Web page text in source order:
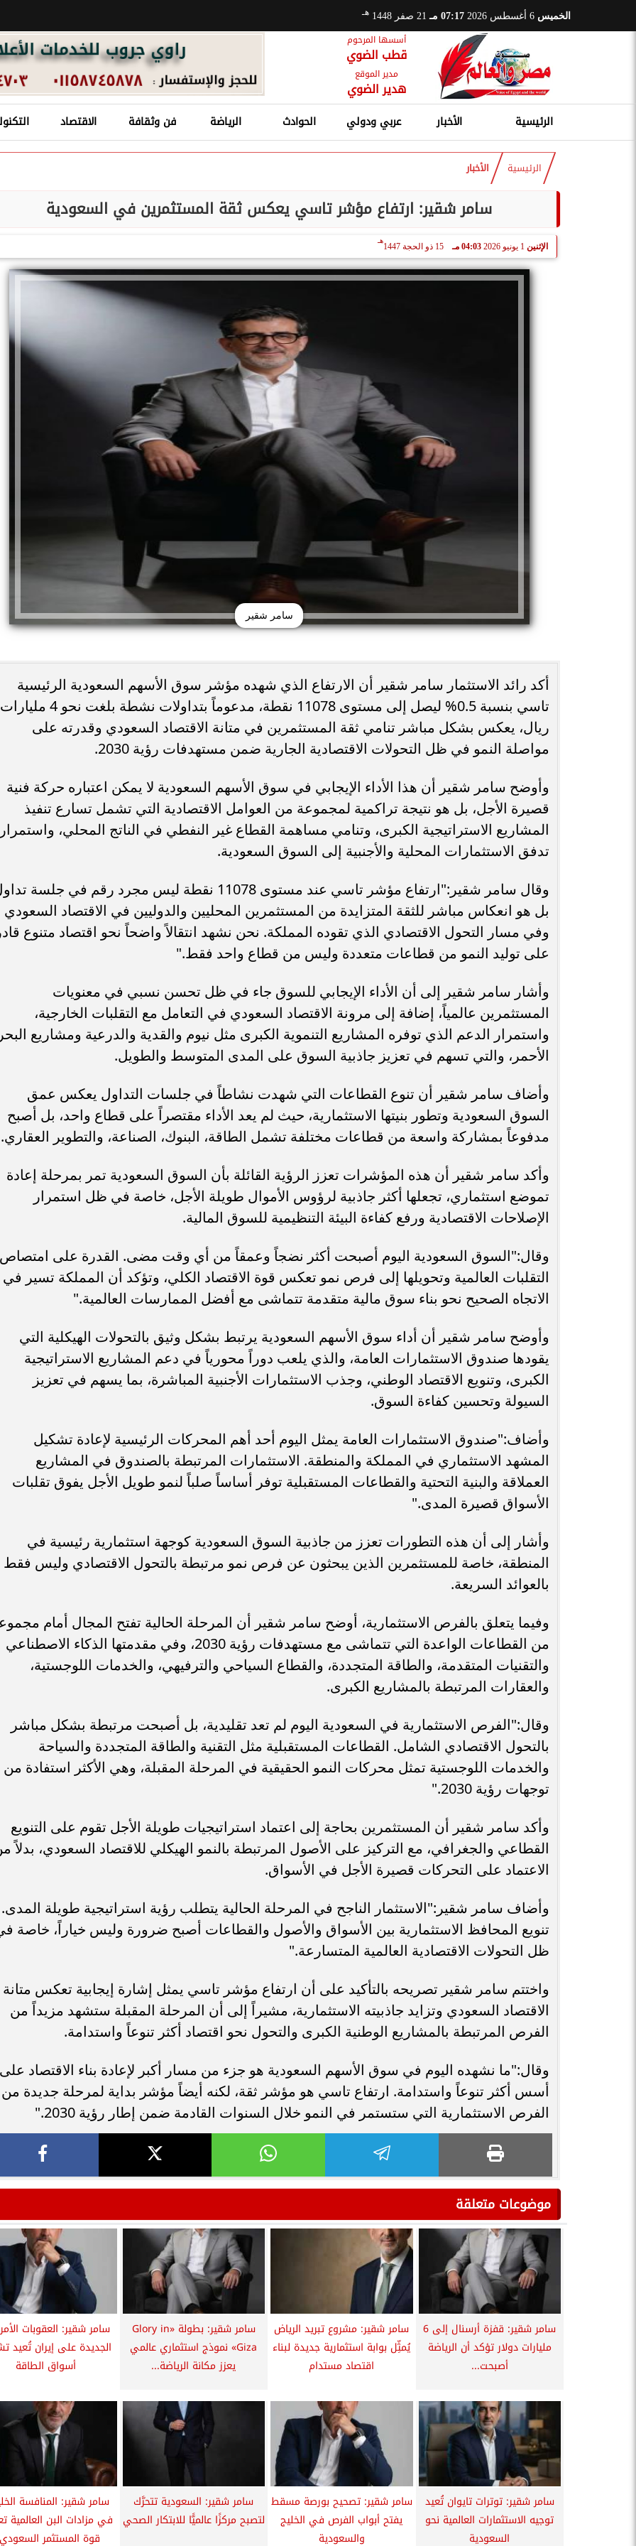
الخميس 07:17 مـ 21 صفر 1448 هـ
أسسها المرحوم
قطب الضوي
مدير الموقع
هدير الضوي
الرئيسية الأخبار عربي ودولي الحوادث الرياضة فن وثقافة الاقتصاد
الرئيسية الأخبار
سامر شقير: ارتفاع مؤشر تاسي يعكس ثقة المستثمرين في السعودية
الإثنين 04:03 مـ 15 ذو الحجة 1447
هـ
سامر شقير
أكد رائد الاستثمار سامر شقير أن الارتفاع الذي شهده مؤشر سوق الأسهم السعودية الرئيسية
تاسي بنسبة 0.5% ليصل إلى مستوى 11078 نقطة، مدعوماً بتداولات نشطة بلغت نحو 4 مليارات
ريال، يعكس بشكل مباشر تنامي ثقة المستثمرين في متانة الاقتصاد السعودي وقدرته على
مواصلة النمو في ظل التحولات الاقتصادية الجارية ضمن مستهدفات رؤية 2030.
وأوضح سامر شقير أن هذا الأداء الإيجابي في سوق الأسهم السعودية لا يمكن اعتباره حركة فنية
قصيرة الأجل، بل هو نتيجة تراكمية لمجموعة من العوامل الاقتصادية التي تشمل تسارع تنفيذ
المشاريع الاستراتيجية الكبرى، وتنامي مساهمة القطاع غير النفطي في الناتج المحلي، واستمرار
تدفق الاستثمارات المحلية والأجنبية إلى السوق السعودية.
وقال سامر شقير:"ارتفاع مؤشر تاسي عند مستوى 11078 نقطة ليس مجرد رقم في جلسة
بل هو انعكاس مباشر للثقة المتزايدة من المستثمرين المحليين والدوليين في الاقتصاد السعودي
وفي مسار التحول الاقتصادي الذي تقوده المملكة. نحن نشهد انتقالاً واضحاً نحو اقتصاد متنوع
على توليد النمو من قطاعات متعددة وليس من قطاع واحد فقط."
وأشار سامر شقير إلى أن الأداء الإيجابي للسوق جاء في ظل تحسن نسبي في معنويات
المستثمرين عالمياً، إضافة إلى مرونة الاقتصاد السعودي في التعامل مع التقلبات الخارجية،
واستمرار الدعم الذي توفره المشاريع التنموية الكبرى مثل نيوم والقدية والدرعية ومشاريع
الأحمر، والتي تسهم في تعزيز جاذبية السوق على المدى المتوسط والطويل.
وأضاف سامر شقير أن تنوع القطاعات التي شهدت نشاطاً في جلسات التداول يعكس عمق
السوق السعودية وتطور بنيتها الاستثمارية، حيث لم يعد الأداء مقتصراً على قطاع واحد، بل أصبح
مدفوعاً بمشاركة واسعة من قطاعات مختلفة تشمل الطاقة، البنوك، الصناعة، والتطوير العقاري.
وأكد سامر شقير أن هذه المؤشرات تعزز الرؤية القائلة بأن السوق السعودية تمر بمرحلة إعادة
تموضع استثماري، تجعلها أكثر جاذبية لرؤوس الأموال طويلة الأجل، خاصة في ظل استمرار
الإصلاحات الاقتصادية ورفع كفاءة البيئة التنظيمية للسوق المالية.
وقال:"السوق السعودية اليوم أصبحت أكثر نضجاً وعمقاً من أي وقت مضى. القدرة على امتصاص
التقلبات العالمية وتحويلها إلى فرص نمو تعكس قوة الاقتصاد الكلي، وتؤكد أن المملكة تسير في
الاتجاه الصحيح نحو بناء سوق مالية متقدمة تتماشى مع أفضل الممارسات العالمية."
وأوضح سامر شقير أن أداء سوق الأسهم السعودية يرتبط بشكل وثيق بالتحولات الهيكلية التي
يقودها صندوق الاستثمارات العامة، والذي يلعب دوراً محورياً في دعم المشاريع الاستراتيجية
الكبرى، وتنويع الاقتصاد الوطني، وجذب الاستثمارات الأجنبية المباشرة، بما يسهم في تعزيز
السيولة وتحسين كفاءة السوق.
وأضاف:"صندوق الاستثمارات العامة يمثل اليوم أحد أهم المحركات الرئيسية لإعادة تشكيل
المشهد الاستثماري في المملكة والمنطقة. الاستثمارات المرتبطة بالصندوق في المشاريع
العملاقة والبنية التحتية والقطاعات المستقبلية توفر أساساً صلباً لنمو طويل الأجل يفوق تقلبات
الأسواق قصيرة المدى."
وأشار إلى أن هذه التطورات تعزز من جاذبية السوق السعودية كوجهة استثمارية رئيسية في
المنطقة، خاصة للمستثمرين الذين يبحثون عن فرص نمو مرتبطة بالتحول الاقتصادي وليس فقط
بالعوائد السريعة.
وفيما يتعلق بالفرص الاستثمارية، أوضح سامر شقير أن المرحلة الحالية تفتح المجال أمام
من القطاعات الواعدة التي تتماشى مع مستهدفات رؤية 2030، وفي مقدمتها الذكاء الاصطناعي
والتقنيات المتقدمة، والطاقة المتجددة، والقطاع السياحي والترفيهي، والخدمات اللوجستية،
والعقارات المرتبطة بالمشاريع الكبرى.
وقال:"الفرص الاستثمارية في السعودية اليوم لم تعد تقليدية، بل أصبحت مرتبطة بشكل مباشر
بالتحول الاقتصادي الشامل. القطاعات المستقبلية مثل التقنية والطاقة المتجددة والسياحة
والخدمات اللوجستية تمثل محركات النمو الحقيقية في المرحلة المقبلة، وهي الأكثر استفادة من
توجهات رؤية 2030."
وأكد سامر شقير أن المستثمرين بحاجة إلى اعتماد استراتيجيات طويلة الأجل تقوم على التنويع
القطاعي والجغرافي، مع التركيز على الأصول المرتبطة بالنمو الهيكلي للاقتصاد السعودي، بدلاً
الاعتماد على التحركات قصيرة الأجل في الأسواق.
وأضاف سامر شقير:"الاستثمار الناجح في المرحلة الحالية يتطلب رؤية استراتيجية طويلة المدى.
تنويع المحافظ الاستثمارية بين الأسواق والأصول والقطاعات أصبح ضرورة وليس خياراً، خاصة
ظل التحولات الاقتصادية العالمية المتسارعة."
واختتم سامر شقير تصريحه بالتأكيد على أن ارتفاع مؤشر تاسي يمثل إشارة إيجابية تعكس متانة
الاقتصاد السعودي وتزايد جاذبيته الاستثمارية، مشيراً إلى أن المرحلة المقبلة ستشهد مزيداً من
الفرص المرتبطة بالمشاريع الوطنية الكبرى والتحول نحو اقتصاد أكثر تنوعاً واستدامة.
وقال:"ما نشهده اليوم في سوق الأسهم السعودية هو جزء من مسار أكبر لإعادة بناء الاقتصاد على
أسس أكثر تنوعاً واستدامة. ارتفاع تاسي هو مؤشر ثقة، لكنه أيضاً مؤشر بداية لمرحلة جديدة من
الفرص الاستثمارية التي ستستمر في النمو خلال السنوات القادمة ضمن إطار رؤية 2030."
موضوعات متعلقة
سامر شقير: قفزة أرسنال إلى 6
مليارات دولار تؤكد أن الرياضة
أصبحت...
سامر شقير: مشروع تبريد الرياض
يُمثِّل بوابة استثمارية جديدة لبناء
اقتصاد مستدام
سامر شقير: بطولة «Glory in
Giza» نموذج استثماري عالمي
يعزز مكانة الرياضة...
سامر شقير: العقوبات
الجديدة على إيران تُعيد
أسواق الطاقة
سامر شقير: توترات تايوان تُعيد
توجيه الاستثمارات العالمية نحو
السعودية
سامر شقير: تصحيح بورصة مسقط
يفتح أبواب الفرص في الخليج
والسعودية
سامر شقير: السعودية تتحرَّك
لتصبح مركزًا عالميًّا للابتكار الصحي
سامر شقير: المنافسة
في مزادات البن
قوة المستثمر